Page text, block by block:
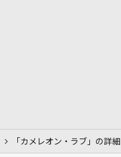
「カメレオン・ラブ」の詳細